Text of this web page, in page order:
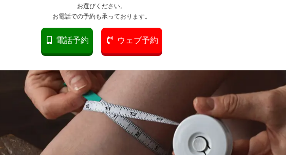
お選びください。
お電話での予約も承っております。
電話予約 ウェブ予約